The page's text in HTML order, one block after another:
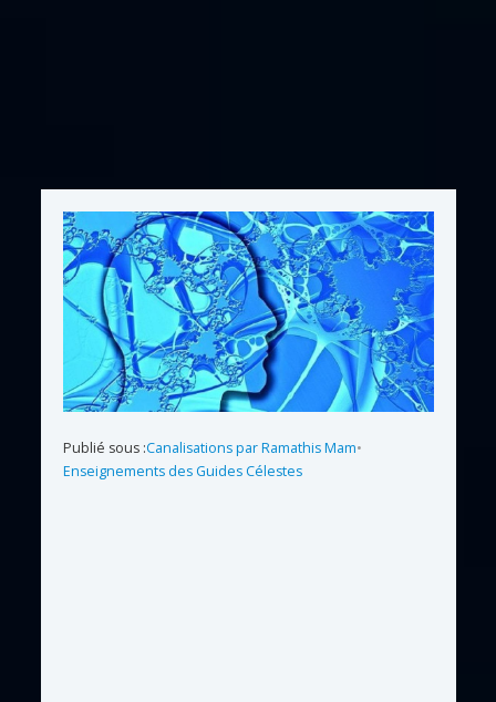
Publié sous :Canalisations par Ramathis Mam•
Enseignements des Guides Célestes